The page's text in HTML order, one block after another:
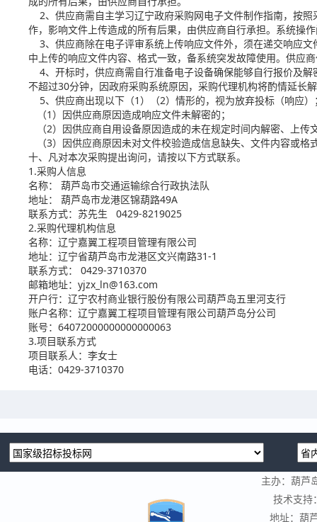
2、供应商需自主学习辽宁政府采购网电子文件制作指南，按
作，影响文件上传造成的所有后果，由供应商自行承担。系统操
3、供应商除在电子评审系统上传响应文件外，须在递交响应
中上传的响应文件内容、格式一致，备系统突发故障使用。供应
4、开标时，供应商需自行准备电子设备确保能够自行报价及
不超过30分钟，因政府采购系统原因，采购代理机构将酌情延长
5、供应商出现以下（1）（2）情形的，视为放弃投标（响应
（1）因供应商原因造成响应文件未解密的；
（2）因供应商自用设备原因造成的未在规定时间内解密、上传
（3）因供应商原因未对文件校验造成信息缺失、文件内容或格
十、凡对本次采购提出询问，请按以下方式联系。
1.采购人信息
名称： 葫芦岛市交通运输综合行政执法队
地址： 葫芦岛市龙港区锦葫路49A
联系方式：苏先生 0429-8219025
2.采购代理机构信息
名称：辽宁嘉翼工程项目管理有限公司
地址：辽宁省葫芦岛市龙港区文兴南路31-1
联系方式： 0429-3710370
邮箱地址：yjzx_ln@163.com
开户行：辽宁农村商业银行股份有限公司葫芦岛五里河支行
账户名称：辽宁嘉翼工程项目管理有限公司葫芦岛分公司
账号：64072000000000000063
3.项目联系方式
项目联系人：李女士
电话：0429-3710370
主办：葫芦
技术支持
地址：葫